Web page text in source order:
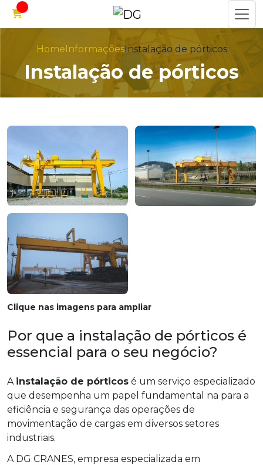
HomeInformaçõesInstalação de pórticos
Instalação de pórticos
Clique nas imagens para ampliar
Por que a instalação de pórticos é
essencial para o seu negócio?
A instalação de pórticos é um serviço especializado
que desempenha um papel fundamental na para a
eficiência e segurança das operações de
movimentação de cargas em diversos setores
industriais.
A DG CRANES, empresa especializada em